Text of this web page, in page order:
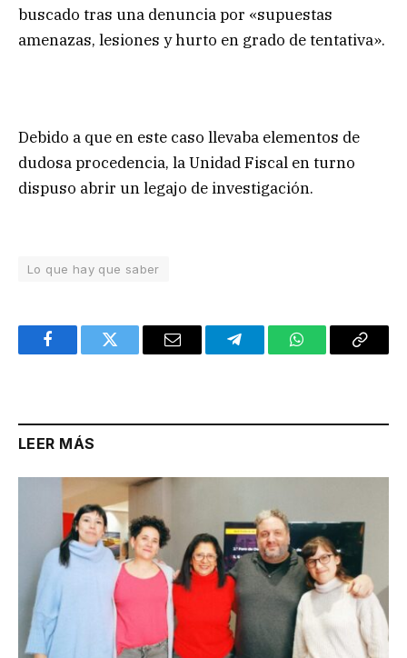
buscado tras una denuncia por «supuestas
amenazas, lesiones y hurto en grado de tentativa».
Debido a que en este caso llevaba elementos de
dudosa procedencia, la Unidad Fiscal en turno
dispuso abrir un legajo de investigación.
Lo que hay que saber
FacebookTwitter Email TelegramWhatsAppCopy
LEER MÁS